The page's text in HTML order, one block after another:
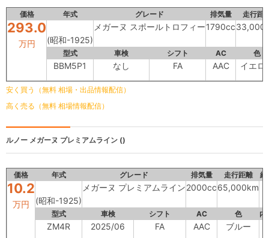
価格 年式 グレード 排気量 走行距
293.0
万円 (昭和-1925)
メガーヌ スポールトロフィー1790cc
型式 車検 シフト AC 色
BBM5P1 なし FA AAC イエロ
安く買う（無料 相場・出品情報配信）
高く売る（無料 相場情報配信）
ルノー メガーヌ プレミアムライン ()
価格 年式 グレード 排気量 走行距離 総
10.2
万円 (昭和-1925)
メガーヌ プレミアムライン2000cc65,000km
型式 車検 シフト AC 色 内
ZM4R 2025/06 FA AAC ブルー